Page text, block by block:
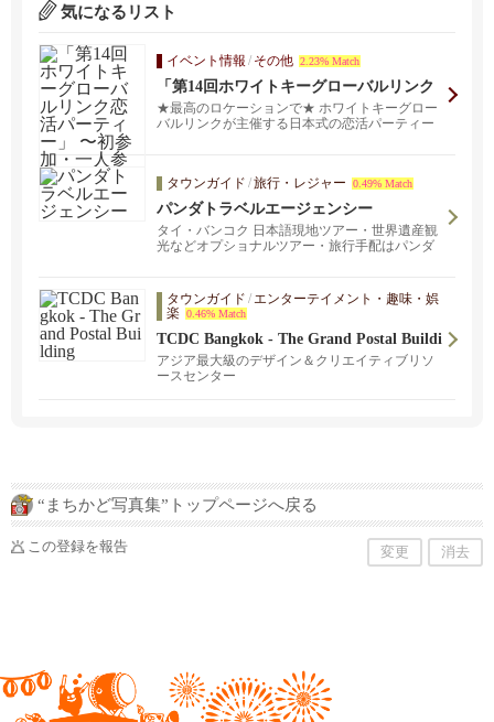
気になるリスト
イベント情報 / その他 2.23% Match
「第14回ホワイトキーグローバルリンク
恋活パーティー」 〜初参加・一人参加中
心〜
★最高のロケーションで★ ホワイトキーグロー
バルリンクが主催する日本式の恋活パーティー
タウンガイド /旅行・レジャー 0.49% Match
パンダトラベルエージェンシー
タイ・バンコク 日本語現地ツアー・世界遺産観
光などオプショナルツアー・旅行手配はパンダ
タウンガイド /エンターテイメント・趣味・娯
楽 0.46% Match
TCDC Bangkok - The Grand Postal Buildi
ng
アジア最大級のデザイン＆クリエイティブリソ
ースセンター
“まちかど写真集”トップページへ戻る
この登録を報告 変更 消去